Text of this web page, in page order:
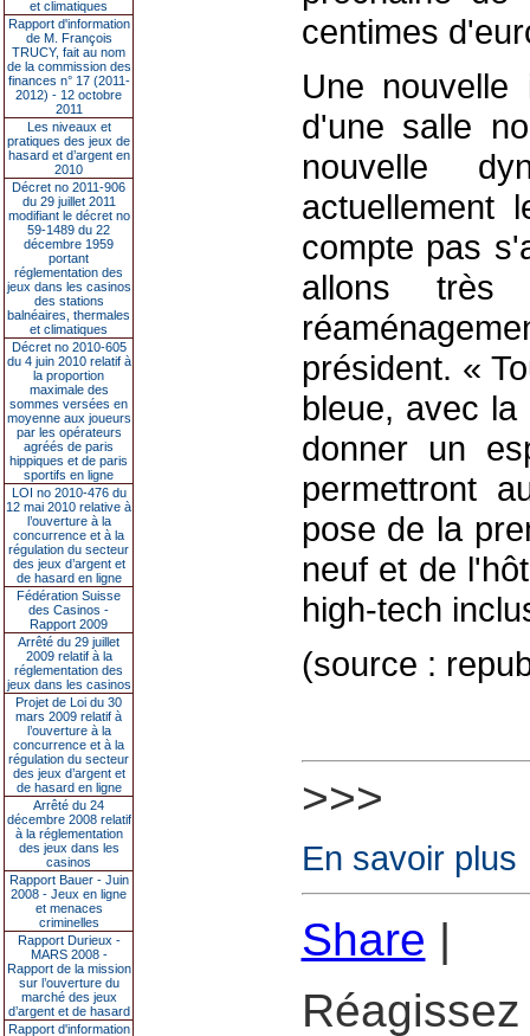
et climatiques
Rapport d'information
de M. François
TRUCY, fait au nom
de la commission des
finances n° 17 (2011-
2012) - 12 octobre
2011
Les niveaux et
pratiques des jeux de
hasard et d’argent en
2010
Décret no 2011-906
du 29 juillet 2011
modifiant le décret no
59-1489 du 22
décembre 1959
portant
réglementation des
jeux dans les casinos
des stations
balnéaires, thermales
et climatiques
Décret no 2010-605
du 4 juin 2010 relatif à
la proportion
maximale des
sommes versées en
moyenne aux joueurs
par les opérateurs
agréés de paris
hippiques et de paris
sportifs en ligne
LOI no 2010-476 du
12 mai 2010 relative à
l’ouverture à la
concurrence et à la
régulation du secteur
des jeux d’argent et
de hasard en ligne
Fédération Suisse
des Casinos -
Rapport 2009
Arrêté du 29 juillet
2009 relatif à la
réglementation des
jeux dans les casinos
Projet de Loi du 30
mars 2009 relatif à
l’ouverture à la
concurrence et à la
régulation du secteur
des jeux d’argent et
de hasard en ligne
Arrêté du 24
décembre 2008 relatif
à la réglementation
des jeux dans les
casinos
Rapport Bauer - Juin
2008 - Jeux en ligne
et menaces
criminelles
Rapport Durieux -
MARS 2008 -
Rapport de la mission
sur l’ouverture du
marché des jeux
d’argent et de hasard
Rapport d'information
centimes
Une nouvelle
d'une salle
nouvelle
actuellement
compte pas
allons très
président. «
bleue, avec
donner un
permettront
pose de la
neuf et de
high-tech
(source :
>>>
En savoir plus
Share |